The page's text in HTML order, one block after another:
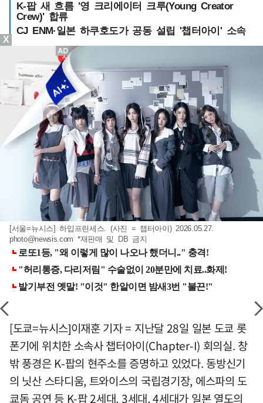
K-팝 새 흐름 '영 크리에이터 크루(Young Creator
Crew)' 합류
CJ ENM·일본 하쿠호도가 공동 설립 '챕터아이' 소속
[서울=뉴시스] 하입프린세스. (사진 = 챕터아이) 2026.05.27.
photo@newsis.com *재판매 및 DB 금지
[도쿄=뉴시스]이재훈 기자 = 지난달 28일 일본 도쿄 롯
폰기에 위치한 소속사 챕터아이(Chapter-I) 회의실. 창
밖 풍경은 K-팝의 현주소를 증명하고 있었다. 동방신기
의 닛산 스타디움, 트와이스의 국립경기장, 에스파의 도
쿄돔 공연 등 K-팝 2세대, 3세대, 4세대가 일본 열도의
X